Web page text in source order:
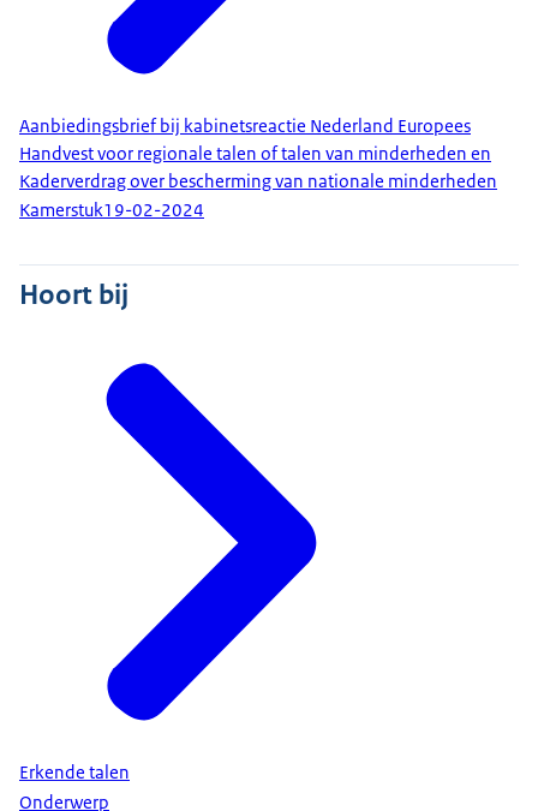
Aanbiedingsbrief bij kabinetsreactie Nederland Europees
Handvest voor regionale talen of talen van minderheden en
Kaderverdrag over bescherming van nationale minderheden
Kamerstuk19-02-2024
Hoort bij
Erkende talen
Onderwerp